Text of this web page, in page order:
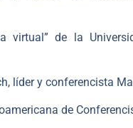
virtual” de la
líder y conferencista
de